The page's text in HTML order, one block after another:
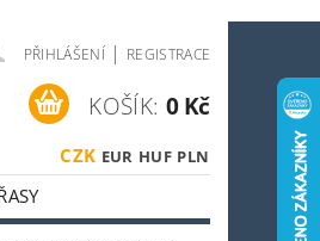
PŘIHLÁŠENÍ | REGISTRACE
CZK EUR HUF PLN
KOŠÍK: 0 Kč